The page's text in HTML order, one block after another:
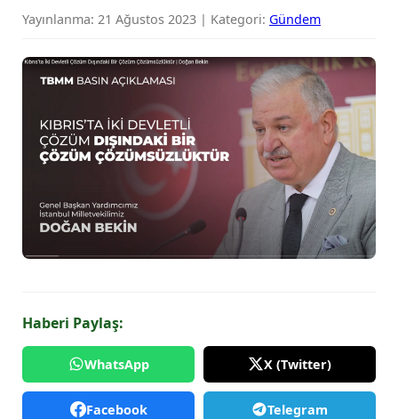
Yayınlanma: 21 Ağustos 2023 | Kategori: Gündem
Haberi Paylaş:
WhatsApp X (Twitter)
Facebook Telegram